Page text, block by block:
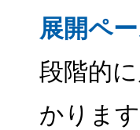
展開ペ
段階的
かりま